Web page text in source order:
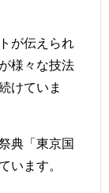
が伝えられ
様々な技法
けていま
典「東京国
います。